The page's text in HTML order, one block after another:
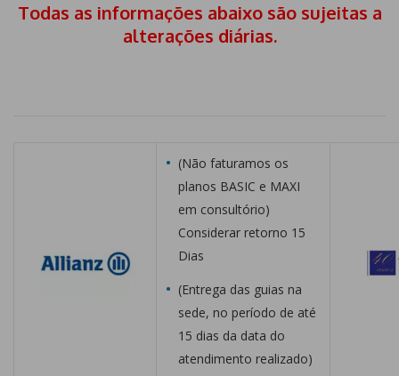
Todas as informações abaixo são sujeitas a
alterações diárias.
(Não faturamos os
planos BASIC e MAXI
em consultório)
Considerar retorno 15
Dias
(Entrega das guias na
sede, no período de até
15 dias da data do
atendimento realizado)